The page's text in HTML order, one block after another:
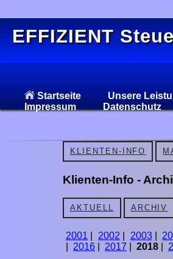
EFFIZIENT
Startseite Unsere
Impressum
Datenschutz
KLIENTEN-INFO
Klienten-Info -
AKTUELL ARCHIV
2001 2002 2003|
2016 2017 2018